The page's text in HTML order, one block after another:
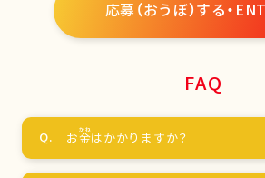
応募（おうぼ）する・
FAQ
お金はかかりますか？